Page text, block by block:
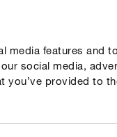
media features and
social media,
you’ve provided to
Quem somos